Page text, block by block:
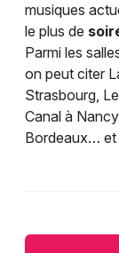
musiques
le plus de
Parmi les
on peut citer
Strasbourg,
Canal à
Bordeaux… et